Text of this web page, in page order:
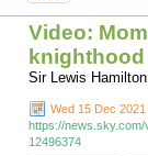
Video:
knighthood
Sir Lewis
Wed 15 Dec
https://
12496374